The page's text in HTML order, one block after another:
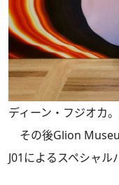
ディーン・フジオカ
その後Glion
J01によるスペシャル